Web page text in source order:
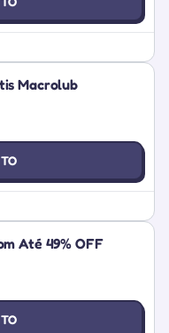
Macrolub
Até 49% OFF